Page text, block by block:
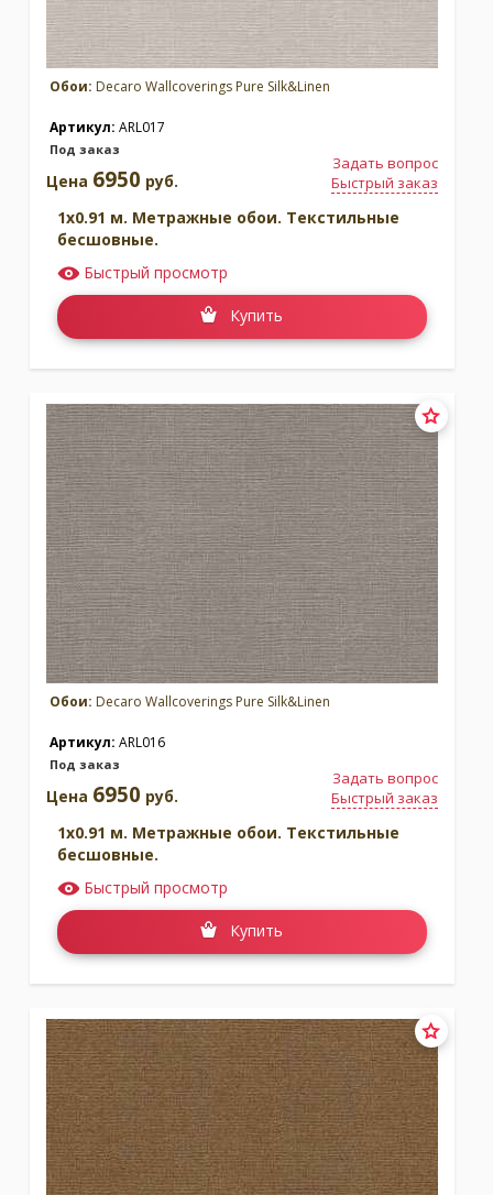
Коллекция:
Volume Touch Tiles
Бренд:
Decaro Wallcoverings
Коллекция:
Volume Touch Verticals
Бренд:
Decaro Wallcoverings
Обои: Decaro Wallcoverings Pure Silk&Linen
Артикул: ARL017
Под заказ
Задать вопрос
Быстрый заказ
Цена 6950 руб.
1x0.91 м. Метражные обои. Текстильные
бесшовные.
Быстрый просмотр
Купить
Обои: Decaro Wallcoverings Pure Silk&Linen
Артикул: ARL016
Под заказ
Задать вопрос
Быстрый заказ
Цена 6950 руб.
1x0.91 м. Метражные обои. Текстильные
бесшовные.
Быстрый просмотр
Купить